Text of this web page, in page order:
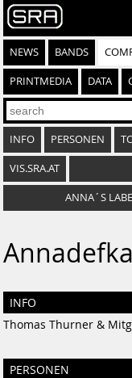
NEWS BANDS
PRINTMEDIA DATA
INFO PERSONEN
VIS.SRA.AT
ANNA´S
INFO
Thomas Thurner &
PERSONEN